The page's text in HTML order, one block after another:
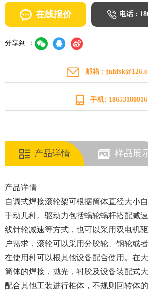
在线报价 电话 :
分享到 ：
邮箱 :
手机: 18653180816
产品详情 样品展
产品详情
自调式焊接滚轮架可根据筒体直径大小
手动几种。驱动力包括蜗轮蜗杆搭配减
线针轮减速等方式，也可以采用双电机
户需求，滚轮可以采用分胶轮、钢轮或
在使用种可以根其他设备配合使用。在
筒体的焊接，抛光，衬胶及设备装配式
配合其他工装进行椎体，不规则回转体的